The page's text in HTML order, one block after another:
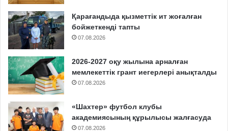
Қарағандыда қызметтік ит жоғалған
бойжеткенді тапты
07.08.2026
2026-2027 оқу жылына арналған
мемлекеттік грант иегерлері анықталды
07.08.2026
«Шахтер» футбол клубы
академиясының құрылысы жалғасуда
07.08.2026